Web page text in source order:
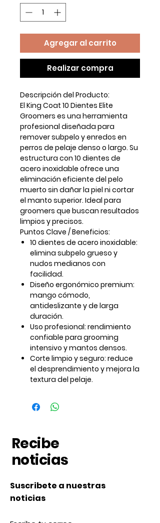
Agregar al carrito
Realizar compra
Descripción del Producto:
El King Coat 10 Dientes Elite
Groomers es una herramienta
profesional diseñada para
remover subpelo y enredos en
perros de pelaje denso o largo. Su
estructura con 10 dientes de
acero inoxidable ofrece una
eliminación eficiente del pelo
muerto sin dañar la piel ni cortar
el manto superior. Ideal para
groomers que buscan resultados
limpios y precisos.
Puntos Clave / Beneficios:
10 dientes de acero inoxidable:
elimina subpelo grueso y
nudos medianos con
facilidad.
Diseño ergonómico premium:
mango cómodo,
antideslizante y de larga
duración.
Uso profesional: rendimiento
confiable para grooming
intensivo y mantos densos.
Corte limpio y seguro: reduce
el desprendimiento y mejora la
textura del pelaje.
Recibe
noticias
Suscribete a nuestras
noticias